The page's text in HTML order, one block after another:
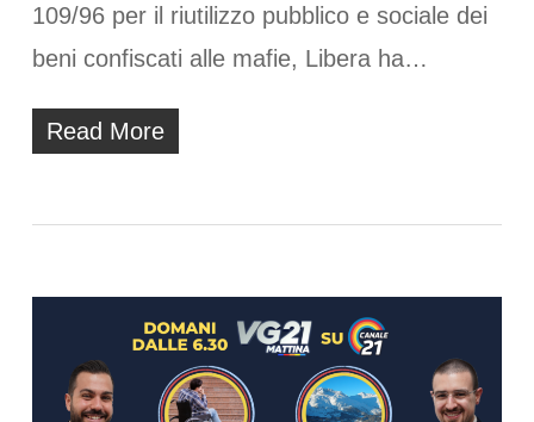
109/96 per il riutilizzo pubblico e sociale dei
beni confiscati alle mafie, Libera ha…
Read More